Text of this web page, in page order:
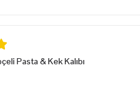
Pasta & Kek Kalıbı